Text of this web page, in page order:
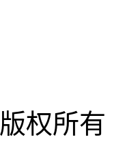
版权所有